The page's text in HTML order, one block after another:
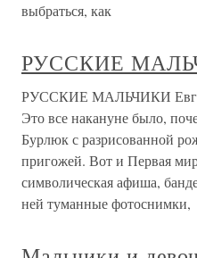
выбраться, как
РУССКИЕ
РУССКИЕ МАЛЬЧИКИ
Это все накануне было,
Бурлюк с разрисованной
пригожей. Вот и Первая
символическая афиша,
ней туманные фотоснимки,